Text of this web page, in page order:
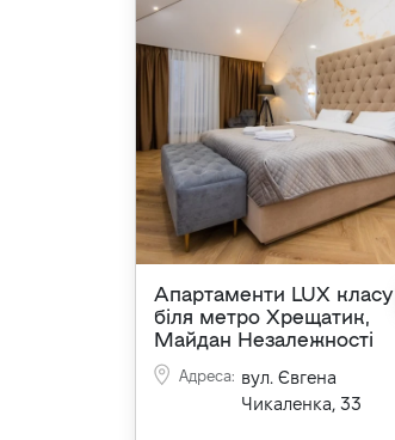
Апартаменти LUX класу
біля метро Хрещатик,
Майдан Незалежності
Адреса: вул. Євгена
Чикаленка, 33